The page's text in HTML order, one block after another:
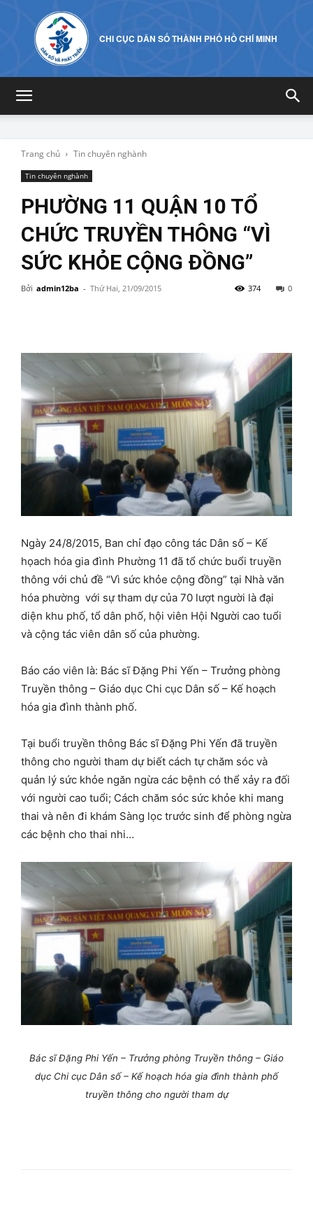
CHI CỤC DÂN SỐ THÀNH PHỐ HỒ CHÍ MINH
Trang chủ Tin chuyên nghành
Tin chuyên nghành
PHƯỜNG 11 QUẬN 10 TỔ
CHỨC TRUYỀN THÔNG “VÌ
SỨC KHỎE CỘNG ĐỒNG”
Bởi admin12ba - Thứ Hai, 21/09/2015 0
374
Ngày 24/8/2015, Ban chỉ đạo công tác Dân số – Kế
họach hóa gia đình Phường 11 đã tổ chức buổi truyền
thông với chủ đề “Vì sức khỏe cộng đồng” tại Nhà văn
hóa phường với sự tham dự của 70 lượt người là đại
diện khu phố, tổ dân phố, hội viên Hội Người cao tuổi
và cộng tác viên dân số của phường.
Báo cáo viên là: Bác sĩ Đặng Phi Yến – Trưởng phòng
Truyền thông – Giáo dục Chi cục Dân số – Kế hoạch
hóa gia đình thành phố.
Tại buổi truyền thông Bác sĩ Đặng Phi Yến đã truyền
thông cho người tham dự biết cách tự chăm sóc và
quản lý sức khỏe ngăn ngừa các bệnh có thể xảy ra đối
với người cao tuổi; Cách chăm sóc sức khỏe khi mang
thai và nên đi khám Sàng lọc trước sinh để phòng ngừa
các bệnh cho thai nhi…
Bác sĩ Đặng Phi Yến – Trưởng phòng Truyền thông – Giáo
dục Chi cục Dân số – Kế hoạch hóa gia đình thành phố
truyền thông cho người tham dự